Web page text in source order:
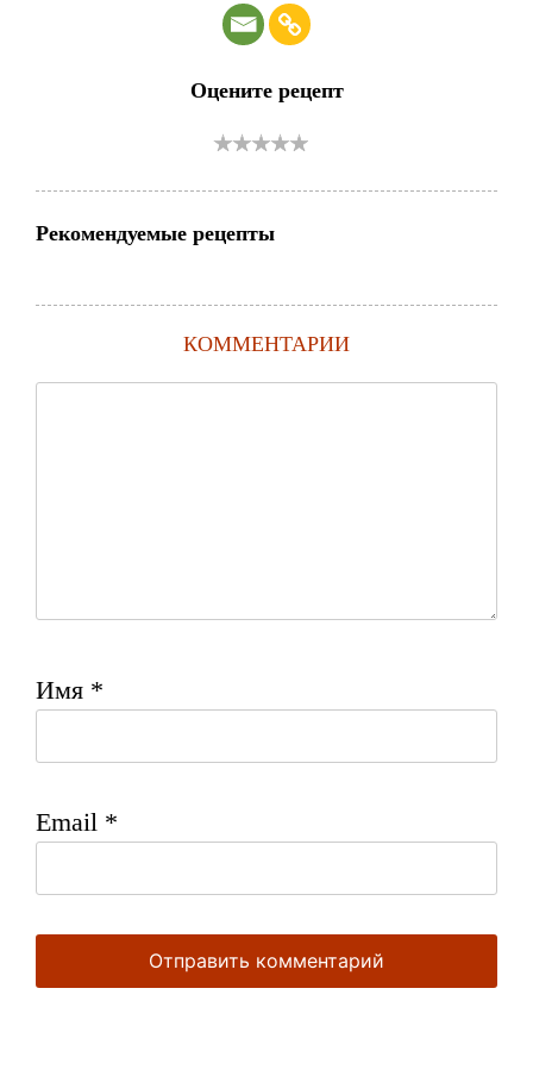
Оцените рецепт
Рекомендуемые рецепты
КОММЕНТАРИИ
Имя *
Email *